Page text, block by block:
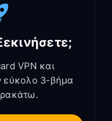
VPN και
εύκολο 3-βήμα